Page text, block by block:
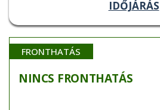
IDŐJÁRÁS
FRONTHATÁS
NINCS FRONTHATÁS